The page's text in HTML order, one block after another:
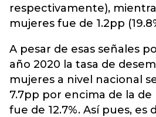
respectivamente),
mujeres fue de 1.2pp
A pesar de esas señales
año 2020 la tasa de
mujeres a nivel nacional
7.7pp por encima de la
fue de 12.7%. Así pues, es